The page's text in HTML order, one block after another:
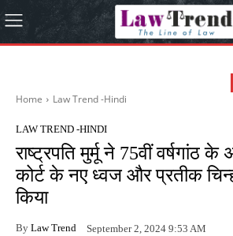
Home Law Trend -Hindi
LAW TREND -HINDI
राष्ट्रपति मुर्मू ने 75वीं वर्षगांठ
कोर्ट के नए ध्वज और प्रतीक
किया
By Law Trend September 2, 2024 9:53 AM